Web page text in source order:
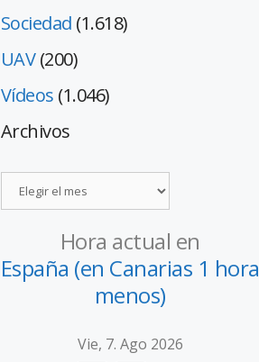
Sociedad (1.618)
UAV(200)
Vídeos (1.046)
Archivos
Hora actual en
España (en Canarias 1 hora
menos)